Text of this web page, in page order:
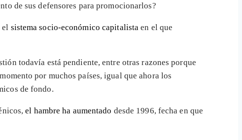
de sus defensores para promocionarlos?
sistema socio-económico capitalista en el que
todavía está pendiente, entre otras razones porque
por muchos países, igual que ahora los
de fondo.
el hambre ha aumentado desde 1996, fecha en que